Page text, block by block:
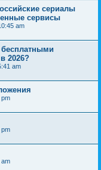
сериалы
сервисы
am
2026?
am
pm
pm
am